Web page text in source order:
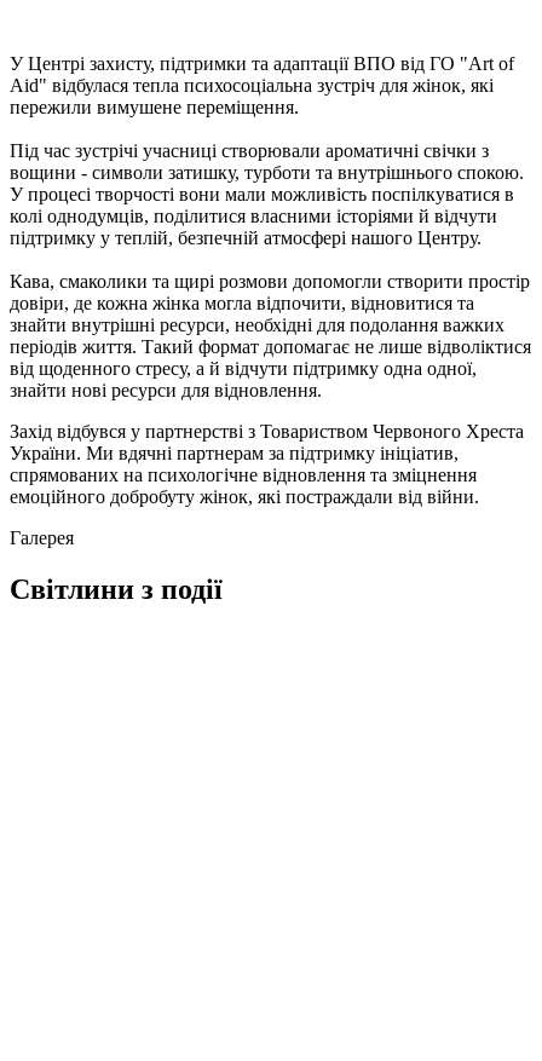
У Центрі захисту, підтримки та адаптації ВПО від ГО "Art of
Aid" відбулася тепла психосоціальна зустріч для жінок, які
пережили вимушене переміщення.
Під час зустрічі учасниці створювали ароматичні свічки з
вощини - символи затишку, турботи та внутрішнього спокою.
У процесі творчості вони мали можливість поспілкуватися в
колі однодумців, поділитися власними історіями й відчути
підтримку у теплій, безпечній атмосфері нашого Центру.
Кава, смаколики та щирі розмови допомогли створити простір
довіри, де кожна жінка могла відпочити, відновитися та
знайти внутрішні ресурси, необхідні для подолання важких
періодів життя. Такий формат допомагає не лише відволіктися
від щоденного стресу, а й відчути підтримку одна одної,
знайти нові ресурси для відновлення.
Захід відбувся у партнерстві з Товариством Червоного Хреста
України. Ми вдячні партнерам за підтримку ініціатив,
спрямованих на психологічне відновлення та зміцнення
емоційного добробуту жінок, які постраждали від війни.
Галерея
Світлини з події